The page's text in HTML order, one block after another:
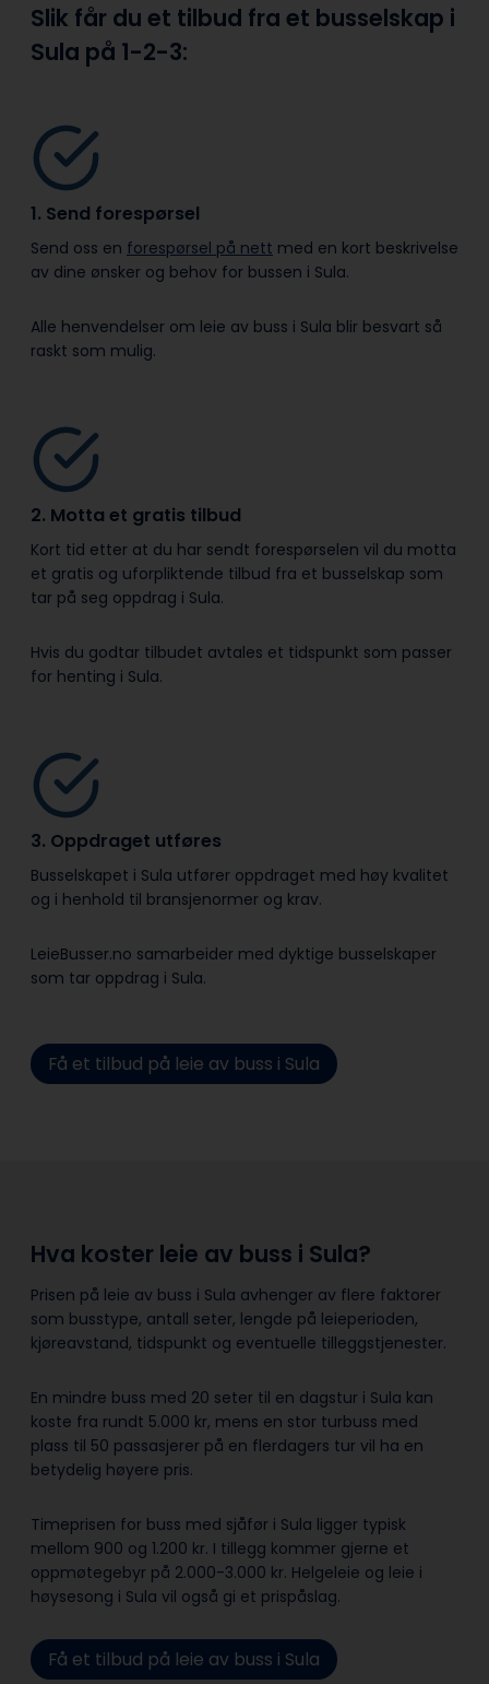
Slik får du et tilbud fra et busselskap i
Sula på 1-2-3:
1. Send forespørsel
Send oss en forespørsel på nett med en kort beskrivelse
av dine ønsker og behov for bussen i Sula.
Alle henvendelser om leie av buss i Sula blir besvart så
raskt som mulig.
2. Motta et gratis tilbud
Kort tid etter at du har sendt forespørselen vil du motta
et gratis og uforpliktende tilbud fra et busselskap som
tar på seg oppdrag i Sula.
Hvis du godtar tilbudet avtales et tidspunkt som passer
for henting i Sula.
3. Oppdraget utføres
Busselskapet i Sula utfører oppdraget med høy kvalitet
og i henhold til bransje­normer og krav.
LeieBusser.no samarbeider med dyktige busselskaper
som tar oppdrag i Sula.
Få et tilbud på leie av buss i Sula
Hva koster leie av buss i Sula?
Prisen på leie av buss i Sula avhenger av flere faktorer
som busstype, antall seter, lengde på leieperioden,
kjøreavstand, tidspunkt og eventuelle tilleggstjenester.
En mindre buss med 20 seter til en dagstur i Sula kan
koste fra rundt 5.000 kr, mens en stor turbuss med
plass til 50 passasjerer på en flerdagers tur vil ha en
betydelig høyere pris.
Timeprisen for buss med sjåfør i Sula ligger typisk
mellom 900 og 1.200 kr. I tillegg kommer gjerne et
oppmøtegebyr på 2.000-3.000 kr. Helgeleie og leie i
høysesong i Sula vil også gi et prispåslag.
Få et tilbud på leie av buss i Sula